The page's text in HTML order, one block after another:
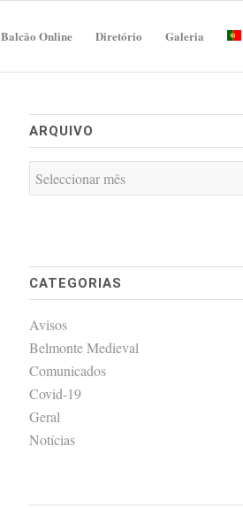
Balcão Online Diretório Galeria
ARQUIVO
CATEGORIAS
Avisos
Belmonte Medieval
Comunicados
Covid-19
Geral
Notícias